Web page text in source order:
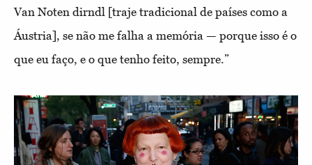
Van Noten dirndl [traje tradicional de países como a
Áustria], se não me falha a memória — porque isso é o
que eu faço, e o que tenho feito, sempre.”